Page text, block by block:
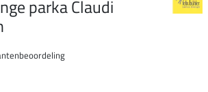
parka Claudi